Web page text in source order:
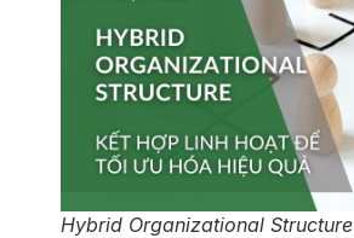
Hybrid Organizational Structure